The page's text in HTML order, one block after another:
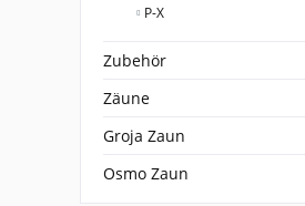
P-X
Zubehör
Zäune
Groja Zaun
Osmo Zaun